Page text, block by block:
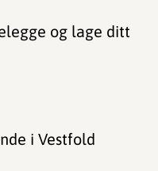
og lage ditt
i Vestfold